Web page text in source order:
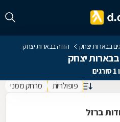
בבארות יצחק הזזה בבארות יצחק
בבארות יצחק
פופולריות מרחק ממני
ברזל